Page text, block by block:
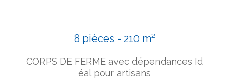
8 pièces - 210 m²
CORPS DE FERME avec dépendances Id
éal pour artisans